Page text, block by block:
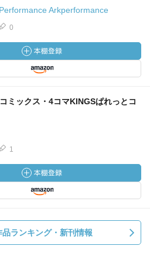
Arkperformance
0
ミックス・4コマKINGSぱれっとコ
1
ランキング・新刊情報